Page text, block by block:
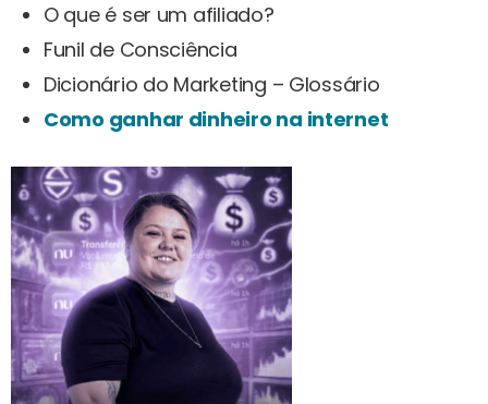
O que é ser um afiliado?
Funil de Consciência
Dicionário do Marketing – Glossário
Como ganhar dinheiro na internet